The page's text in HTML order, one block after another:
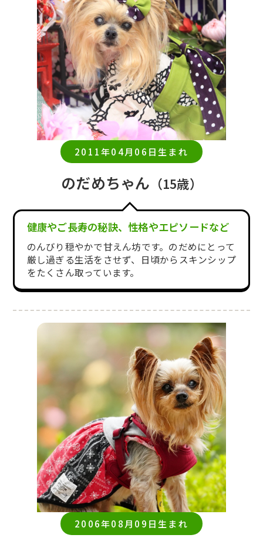
2011年04月06日生まれ
のだめちゃん （15歳）
健康やご長寿の秘訣、性格やエピソードなど
のんびり穏やかで甘えん坊です。のだめにとって
厳し過ぎる生活をさせず、日頃からスキンシップ
をたくさん取っています。
2006年08月09日生まれ